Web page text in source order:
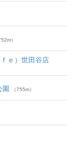
）
ｅ）世田谷店
園 （755m）